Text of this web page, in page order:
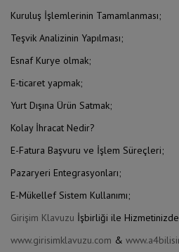
Kuruluş İşlemlerinin Tamamlanması;
Teşvik Analizinin Yapılması;
Esnaf Kurye olmak;
E-ticaret yapmak;
Yurt Dışına Ürün Satmak;
Kolay İhracat Nedir?
E-Fatura Başvuru ve İşlem Süreçleri;
Pazaryeri Entegrasyonları;
E-Mükellef Sistem Kullanımı;
Girişim Klavuzu İşbirliği ile
www.girisimklavuzu.com &